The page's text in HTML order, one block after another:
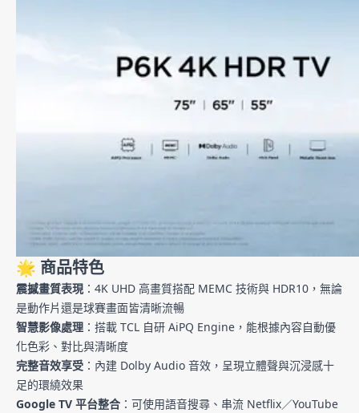
🌟 商品特色
震撼畫質表現：4K UHD 高畫質搭配 MEMC 技術與 HDR10，無論
是動作片還是球賽畫面皆清晰流暢
智慧影像處理 ：搭載 TCL 自研 AiPQ Engine，能根據內容自動優
化色彩、對比與清晰度
完整音效享受 ：內建 Dolby Audio 音效，呈現立體聲與沉浸感十
足的環繞效果
Google TV 平台整合 ：可使用語音搜尋、串流 Netflix／YouTube